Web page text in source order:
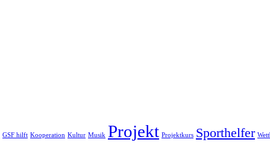
GSF hilft Kooperation Kultur Musik Projekt Projektkurs Sporthelfer